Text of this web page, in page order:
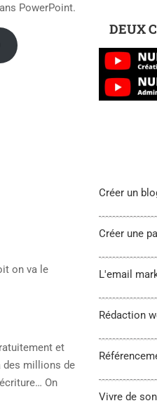
PowerPoint.
on va le
et
des millions de
On
DEUX
Créer un
Créer une
L'email
Rédaction
Vivre de